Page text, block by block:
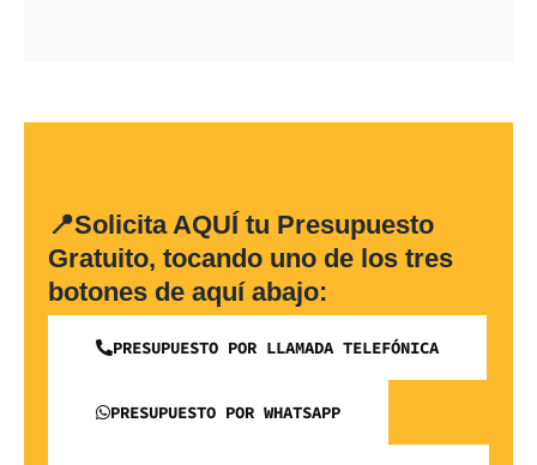
📍Solicita AQUÍ tu Presupuesto
Gratuito, tocando uno de los tres
botones de aquí abajo:
PRESUPUESTO POR LLAMADA TELEFÓNICA
PRESUPUESTO POR WHATSAPP